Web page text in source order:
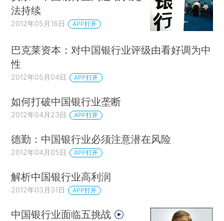
法持续
2012年05月16日 APP打开
巴克莱资本：对中国银行业评级由看好调为中
性
2012年05月04日 APP打开
如何打破中国银行业垄断
2012年04月23日 APP打开
德勤：中国银行业必须注意潜在风险
2012年04月05日 APP打开
解析中国银行业高利润
2012年03月31日 APP打开
中国银行业面临五挑战